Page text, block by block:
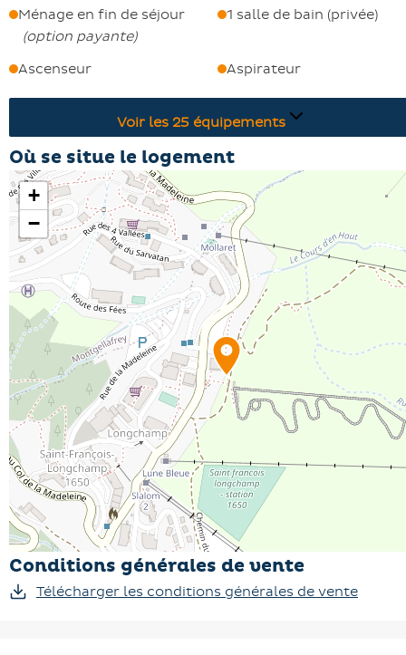
Ménage en fin de séjour
(option payante)
1 salle de bain (privée)
Ascenseur Aspirateur
Voir les 25 équipements
Où se situe le logement
+
−
Conditions générales de vente
Télécharger les conditions générales de vente